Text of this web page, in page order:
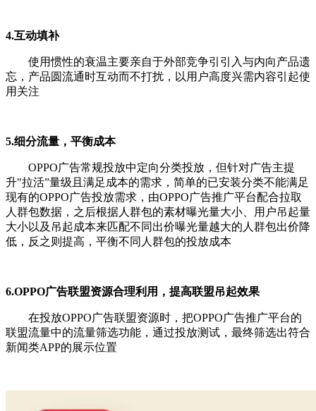
4.互动填补
使用惯性的衰温主要亲自于外部竞争引引入与内向产品遗
忘，产品圆流通时互动而不打扰，以用户高度兴需内容引起使
用关注
5.细分流量，平衡成本
OPPO广告常规投放中定向分类投放，但针对广告主提
升"拉活”量级且满足成本的需求，简单的已安装分类不能满足
现有的OPPO广告投放需求， 由OPPO广告推广平台配合拉取
人群包数据，之后根据人群包的素材曝光量大小、用户吊起量
大小以及吊起成本来匹配不同出价曝光量越大的人群包出价降
低，反之则提高，平衡不同人群包的投放成本
6.OPPO广告联盟资源合理利用，提高联盟吊起效果
在投放OPPO广告联盟资源时，把OPPO广告推广平台的
联盟流量中的流量筛选功能，通过投放测试，最终筛选出符合
新闻类APP的展示位置